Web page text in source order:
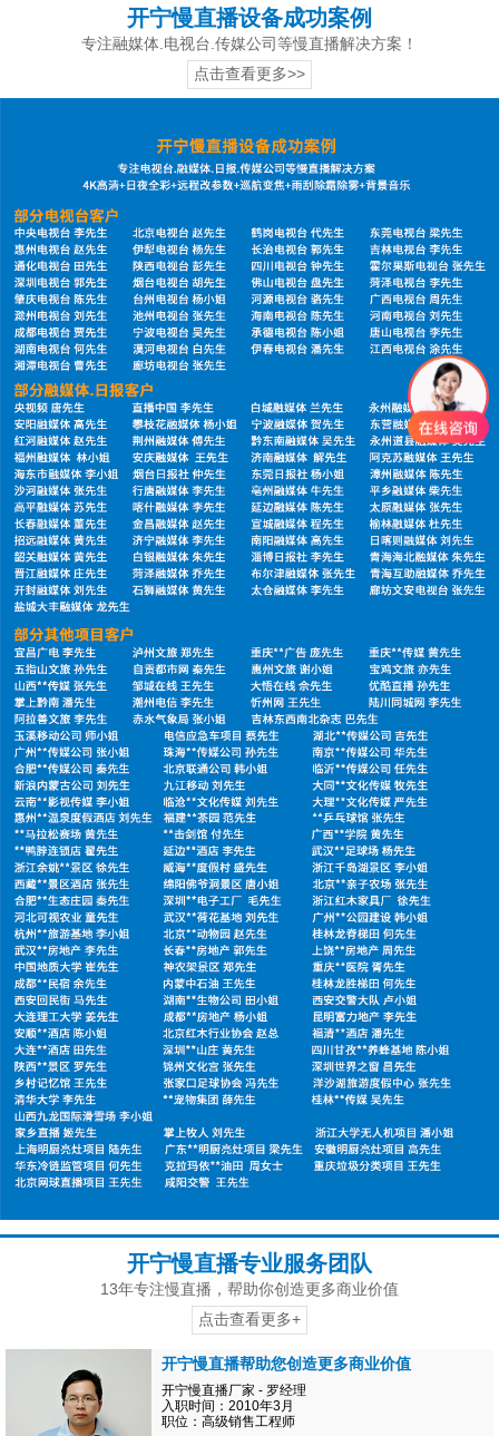
开宁慢直播设备成功案例
专注融媒体.电视台.传媒公司等慢直播解决方案！
点击查看更多>>
开宁慢直播专业服务团队
13年专注慢直播，帮助你创造更多商业价值
点击查看更多+
开宁慢直播帮助您创造更多商业价值
开宁慢直播厂家 - 罗经理
入职时间：2010年3月
职位：高级销售工程师